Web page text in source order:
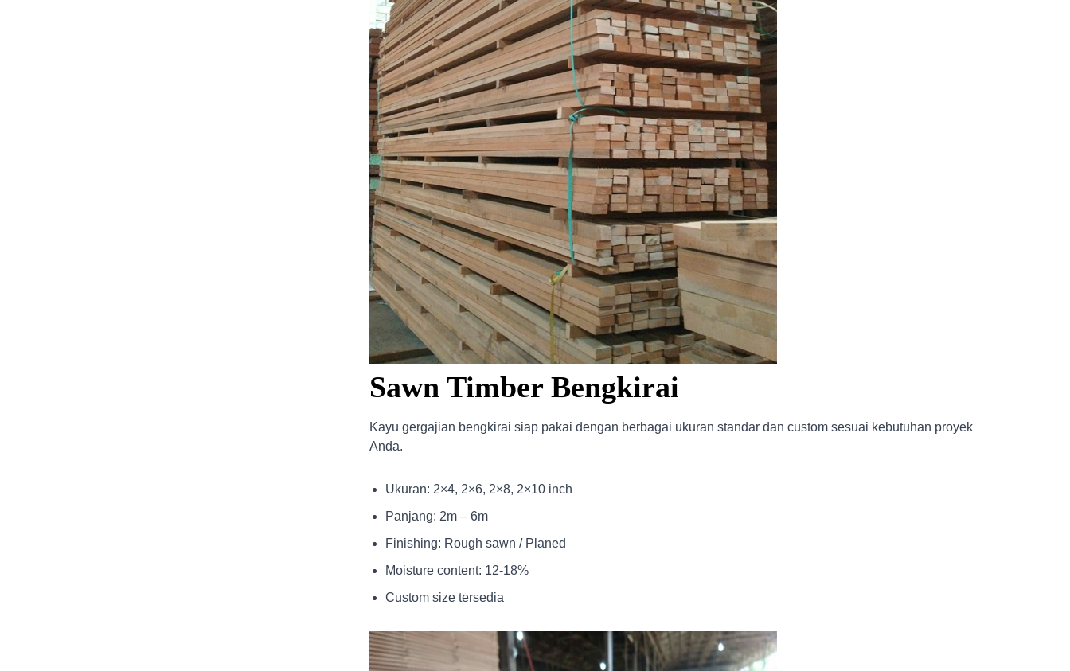
Sawn Timber Bengkirai
Kayu gergajian bengkirai siap pakai dengan berbagai ukuran standar dan custom sesuai kebutuhan proyek
Anda.
Ukuran: 2×4, 2×6, 2×8, 2×10 inch
Panjang: 2m – 6m
Finishing: Rough sawn / Planed
Moisture content: 12-18%
Custom size tersedia